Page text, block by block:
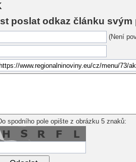
poslat odkaz článku svým
(Není
spodního pole opište z obrázku 5 znaků: